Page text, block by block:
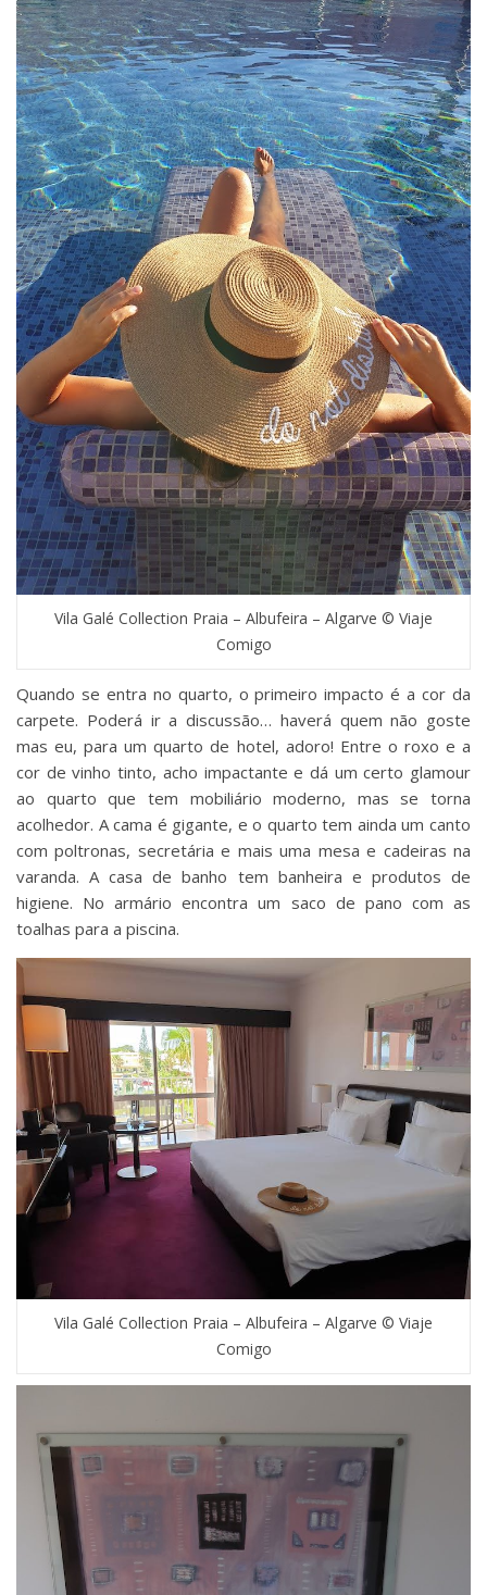
Vila Galé Collection Praia – Albufeira – Algarve © Viaje
Comigo
Quando se entra no quarto, o primeiro impacto é a cor da
carpete. Poderá ir a discussão… haverá quem não goste
mas eu, para um quarto de hotel, adoro! Entre o roxo e a
cor de vinho tinto, acho impactante e dá um certo glamour
ao quarto que tem mobiliário moderno, mas se torna
acolhedor. A cama é gigante, e o quarto tem ainda um canto
com poltronas, secretária e mais uma mesa e cadeiras na
varanda. A casa de banho tem banheira e produtos de
higiene. No armário encontra um saco de pano com as
toalhas para a piscina.
Vila Galé Collection Praia – Albufeira – Algarve © Viaje
Comigo